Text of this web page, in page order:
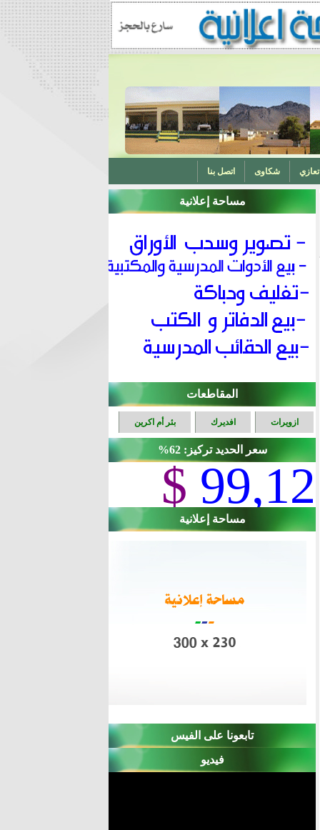
تعازي شكاوى اتصل بنا
مساحة إعلانية
المقاطعات
ازويرات افديرك بئر أم اكرين
سعر الحديد تركيز: 62%
99,12
$
مساحة إعلانية
تابعونا على الفيس
فيديو